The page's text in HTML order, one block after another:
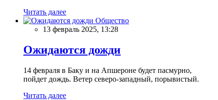
Читать далее
Общество
13 февраль 2025, 13:28
Ожидаются дожди
14 февраля в Баку и на Апшероне будет пасмурно,
пойдет дождь. Ветер северо-западный, порывистый.
Читать далее